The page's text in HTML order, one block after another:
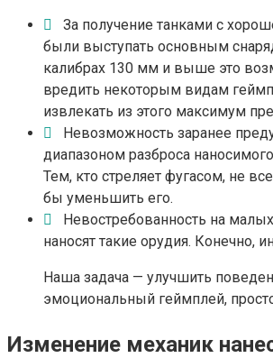
За получение танками с
были выступать основным
калибрах 130 мм и выше это
вредить некоторым видам
извлекать из этого максимум
Невозможность заранее
диапазоном разброса
Тем, кто стреляет фугасом, не
бы уменьшить его.
Невостребованность на
наносят такие орудия. Конечно,
Наша задача — улучшить
эмоциональный геймплей,
Изменение механик